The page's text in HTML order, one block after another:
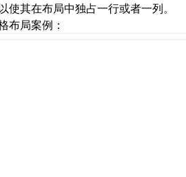
使其在布局中独占一行或者一列。
布局案例：